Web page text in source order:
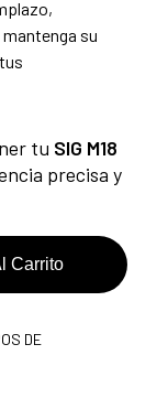
mantenga su
tu SIG M18
precisa y
Carrito
DE